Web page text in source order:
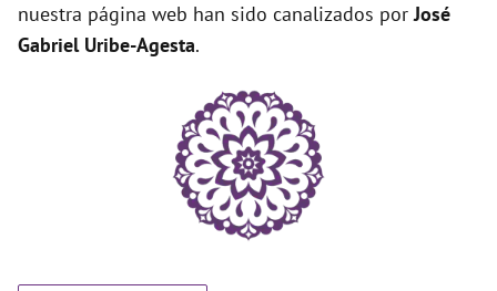
nuestra página web han sido canalizados porJosé
Gabriel Uribe-Agesta.